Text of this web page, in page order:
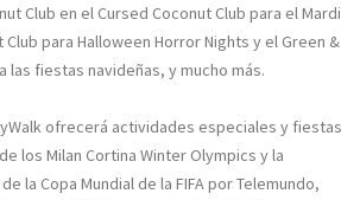
Club en el Cursed Coconut Club para el Mardi
Club para Halloween Horror Nights y el Green &
las fiestas navideñas, y mucho más.
ofrecerá actividades especiales y fiestas
los Milan Cortina Winter Olympics y la
la Copa Mundial de la FIFA por Telemundo,